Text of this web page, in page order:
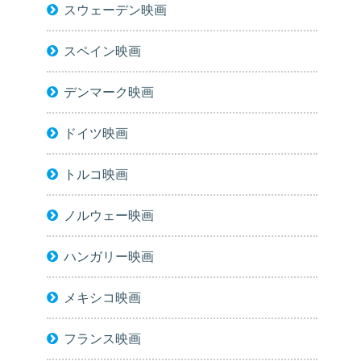
スウェーデン映画
スペイン映画
デンマーク映画
ドイツ映画
トルコ映画
ノルウェー映画
ハンガリー映画
メキシコ映画
フランス映画